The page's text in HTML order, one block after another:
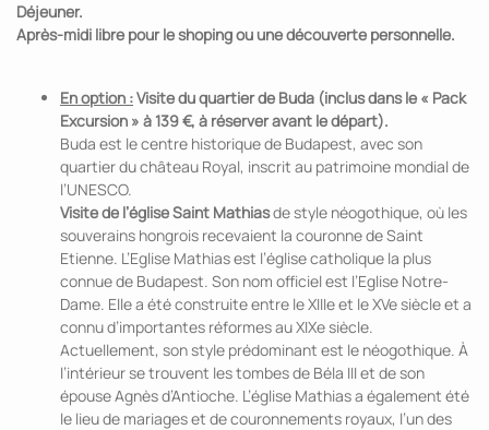
Déjeuner.
Après-midi libre pour le shoping ou une découverte personnelle.
En option :Visite du quartier de Buda (inclus dans le « Pack
Excursion » à 139 €, à réserver avant le départ).
Buda est le centre historique de Budapest, avec son
quartier du château Royal, inscrit au patrimoine mondial de
l’UNESCO.
Visite de l’église Saint Mathiasde style néogothique, où les
souverains hongrois recevaient la couronne de Saint
Etienne. L’Eglise Mathias est l’église catholique la plus
connue de Budapest. Son nom officiel est l’Eglise Notre-
Dame. Elle a été construite entre le XIIIe et le XVe siècle et a
connu d’importantes réformes au XIXe siècle.
Actuellement, son style prédominant est le néogothique. À
l’intérieur se trouvent les tombes de Béla III et de son
épouse Agnès d’Antioche. L’église Mathias a également été
le lieu de mariages et de couronnements royaux, l’un des